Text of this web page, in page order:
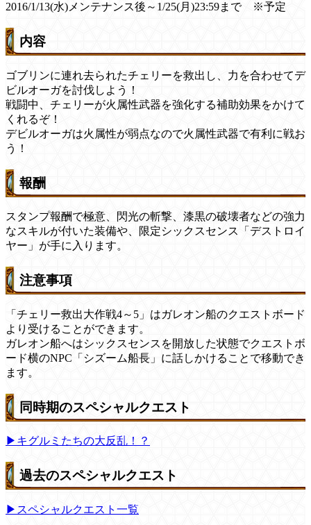
2016/1/13(水)メンテナンス後～1/25(月)23:59まで ※予定
内容
ゴブリンに連れ去られたチェリーを救出し、力を合わせてデ
ビルオーガを討伐しよう！
戦闘中、チェリーが火属性武器を強化する補助効果をかけて
くれるぞ！
デビルオーガは火属性が弱点なので火属性武器で有利に戦お
う！
報酬
スタンプ報酬で極意、閃光の斬撃、漆黒の破壊者などの強力
なスキルが付いた装備や、限定シックスセンス「デストロイ
ヤー」が手に入ります。
注意事項
「チェリー救出大作戦4～5」はガレオン船のクエストボード
より受けることができます。
ガレオン船へはシックスセンスを開放した状態でクエストボ
ード横のNPC「シズーム船長」に話しかけることで移動でき
ます。
同時期のスペシャルクエスト
▶キグルミたちの大反乱！？
過去のスペシャルクエスト
▶スペシャルクエスト一覧